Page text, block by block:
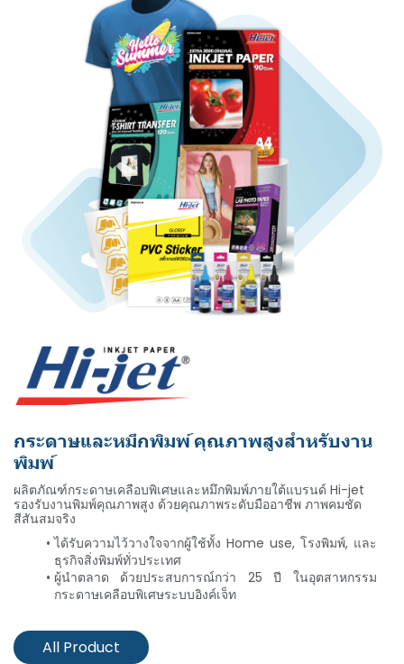
กระดาษและหมึกพิมพ์ คุณภาพสูงสำหรับงาน
พิมพ์
ผลิตภัณฑ์กระดาษเคลือบพิเศษและหมึกพิมพ์ภายใต้แบรนด์ Hi-jet
รองรับงานพิมพ์คุณภาพสูง ด้วยคุณภาพระดับมืออาชีพ ภาพคมชัด
สีสันสมจริง
ได้รับความไว้วางใจจากผู้ใช้ทั้ง Home use, โรงพิมพ์, และ
ธุรกิจสิ่งพิมพ์ทั่วประเทศ
ผู้นำตลาด ด้วยประสบการณ์กว่า 25 ปี ในอุตสาหกรรม
กระดาษเคลือบพิเศษระบบอิงค์เจ็ท
All Product